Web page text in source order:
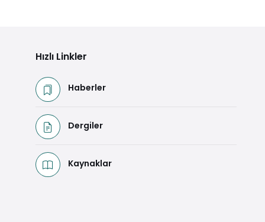
Hızlı Linkler
Haberler
Dergiler
Kaynaklar